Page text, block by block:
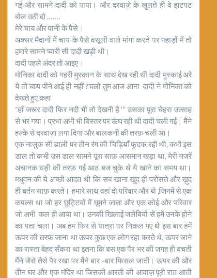
गई और सामने दादी को पाया। और दरवाज़े के खुलते ही वे झटपट
बोल उठी दो …….
मेरे चाय और पानी के पैसे।
अक्सर मैदानों में चाय के पैसे वसूली वाले मांगा करते पर पहाड़ों में तो
हमारे सामने प्यारी सी दादी खड़ी थी।
दादी पहले अंदर तो आइए।
मोनिका दादी को गहरी मुस्कान के साथ देख रही थी दादी मुस्काई अरे
ये तो चाय पीने आई ही नहीं ?चलो तुम आज आना दादी ने मोनिका को
देखते हुए कहा
“हाँ जरूर दादी फिर नदी भी तो देखनी है ‘” उसका पूरा चेहरा उत्साह
से भर गया। प्रभा अभी भी बिस्तर पर ऊंघ रही थी दादी चली गई। मैंने
हल्के से दरवाज़ा लगा दिया और बालकनी की तरफ़ चली आ।
एक नाज़ुक सी डाली पर तीन रंग की चिड़ियाँ फुदक रही थी, कभी इस
डाल तो कभी उस डाल सामने पूरा साफ़ आसमान खड़ा था, मेरी नजरें
अचानक घड़ी की तरफ़ गई आठ बज चुके थे ये खाने का समय था।
मधुवन की ये अच्छी आदत थी कि सब खाना खुद ही परोसते और ख़ुद
ही बर्तन साफ़ करते। हमारे साथ वहां दो परिवार और थे ,जिनमें से एक
कपल्स था जो हर छुट्टियों में घूमने जाता और एक कोई और परिवार
जो अभी कल ही आया था। उनकी खिलाई जलेबियों से हमें उनके होने
का पता चला। अब हम फिर से यात्रा पर निकल गए थे इस बार हमें
ऊपर की तरफ़ जाना था ऊपर कुछ एक लोग रहा करते थे, ऊपर जाने
का रास्ता बेहद सँकरा था इतना कि बस एक पैर भर की जगह ही बचती
मैंने जैसे तैसे पैर रखा पर मैंने बार -बार फिसल जाती। ऊपर की और
तीन घर और एक मंदिर था जिसकी आरती की आवाज़ पूरी रात आती